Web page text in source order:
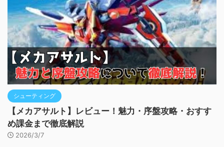
シューティング
【メカアサルト】レビュー！魅力・序盤攻略・おすす
め課金まで徹底解説
2026/3/7